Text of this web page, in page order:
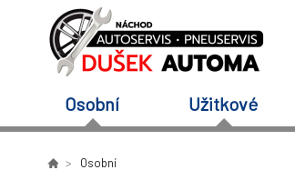
Osobní Užitkové
Osobní